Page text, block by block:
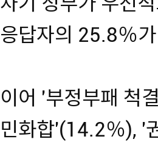
응답자의 25.8％
이어 '부정부패 척
민화합'(14.2％), '